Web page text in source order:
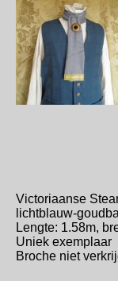
Victoriaanse
lichtblauw-
Lengte: 1.58m,
Uniek exemplaar
Broche niet